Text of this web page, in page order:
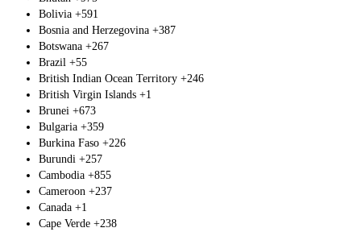
Bolivia +591
Bosnia and Herzegovina +387
Botswana +267
Brazil +55
British Indian Ocean Territory +246
British Virgin Islands +1
Brunei +673
Bulgaria +359
Burkina Faso +226
Burundi +257
Cambodia +855
Cameroon +237
Canada +1
Cape Verde +238